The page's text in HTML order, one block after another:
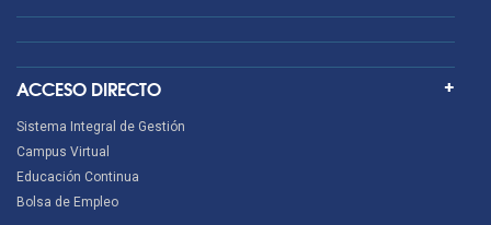
ACCESO DIRECTO
Sistema Integral de Gestión
Campus Virtual
Educación Continua
Bolsa de Empleo